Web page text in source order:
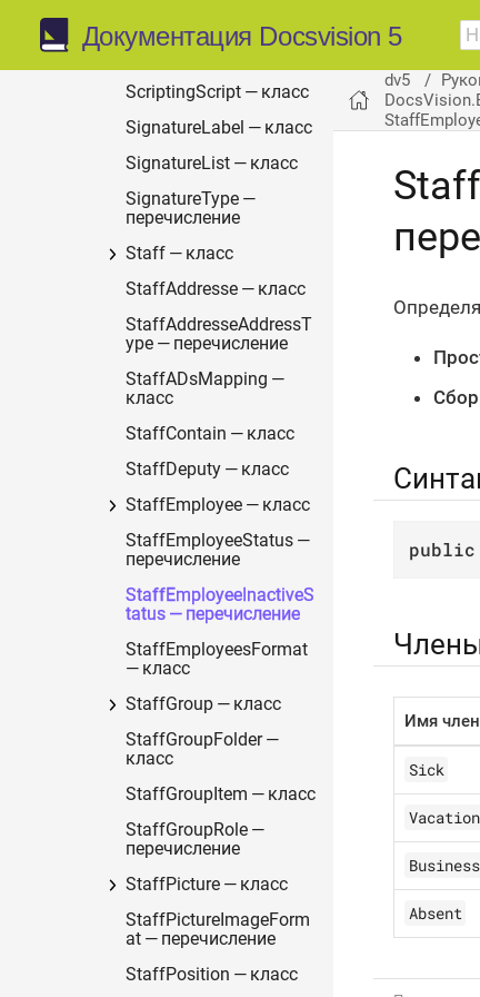
Документация Docsvision 5
nParameter —
перечисление
ScriptingScript — класс
SignatureLabel — класс
SignatureList — класс
SignatureType —
перечисление
Staff — класс
StaffAddresse — класс
StaffAddresseAddressT
ype — перечисление
StaffADsMapping —
класс
StaffContain — класс
StaffDeputy — класс
StaffEmployee — класс
StaffEmployeeStatus —
перечисление
StaffEmployeeInactiveS
tatus — перечисление
StaffEmployeesFormat
— класс
StaffGroup — класс
StaffGroupFolder —
класс
StaffGroupItem — класс
StaffGroupRole —
перечисление
StaffPicture — класс
StaffPictureImageForm
at — перечисление
StaffPosition — класс
dv5
public
Имя
Sick
Vacation
Absent